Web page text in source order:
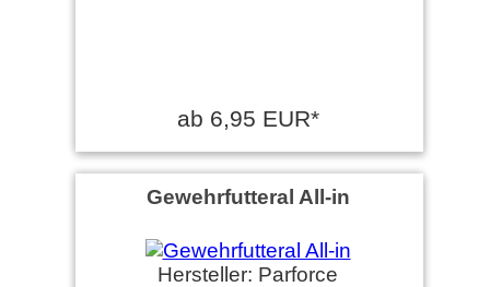
ab 6,95 EUR*
Gewehrfutteral All-in
Hersteller: Parforce